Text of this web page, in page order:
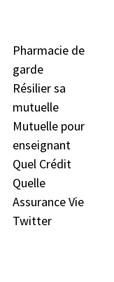
Pharmacie de
garde
Résilier sa
mutuelle
Mutuelle pour
enseignant
Quel Crédit
Quelle
Assurance Vie
Twitter